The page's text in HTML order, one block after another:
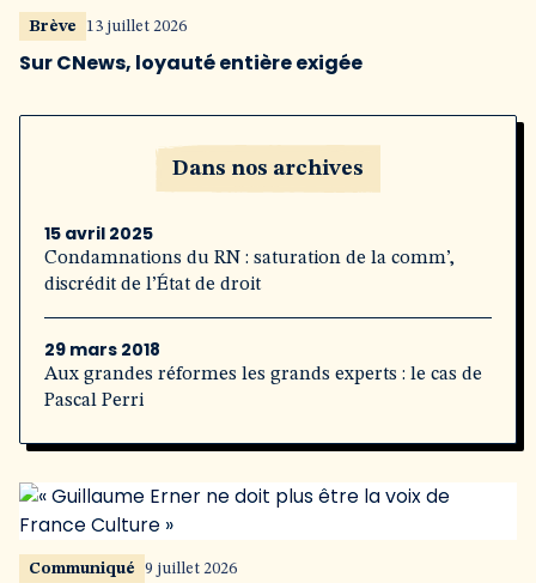
Brève 13 juillet 2026
Sur CNews, loyauté entière exigée
Dans nos archives
15 avril 2025
Condamnations du RN : saturation de la comm’,
discrédit de l’État de droit
29 mars 2018
Aux grandes réformes les grands experts : le cas de
Pascal Perri
Communiqué 9 juillet 2026